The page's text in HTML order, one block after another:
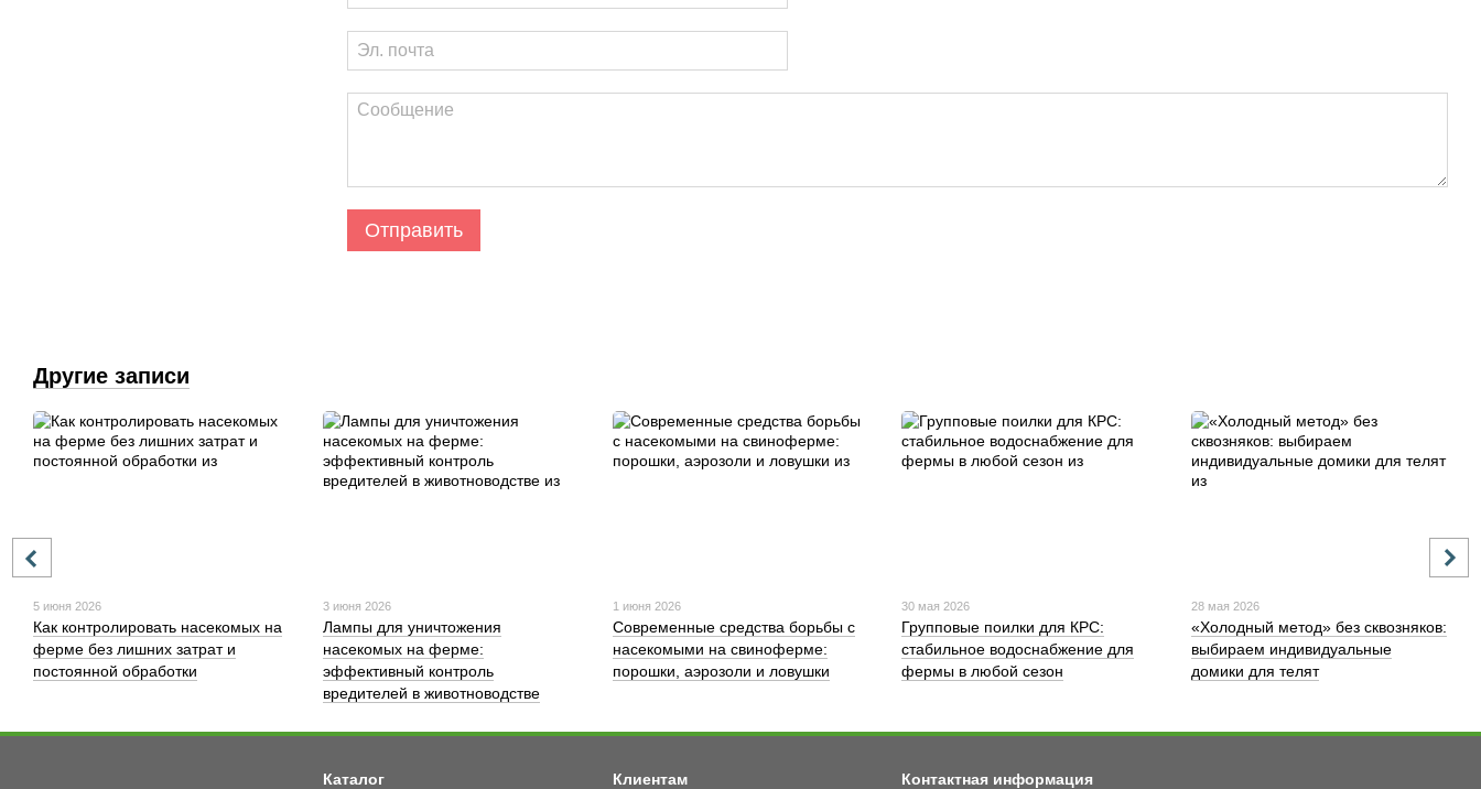
Отправить
Другие записи
5 июня 2026
Как контролировать насекомых на
ферме без лишних затрат и
постоянной обработки
3 июня 2026
Лампы для уничтожения
насекомых на ферме:
эффективный контроль
вредителей в животноводстве
1 июня 2026
Современные средства борьбы с
насекомыми на свиноферме:
порошки, аэрозоли и ловушки
30 мая 2026
Групповые поилки для КРС:
стабильное водоснабжение для
фермы в любой сезон
28 мая 2026
«Холодный метод» без сквозняков:
выбираем индивидуальные
домики для телят
Каталог Клиентам Контактная информация